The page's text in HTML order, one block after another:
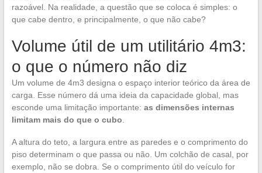
razoável. Na realidade, a questão que se coloca é simples: o
que cabe dentro, e principalmente, o que não cabe?
Volume útil de um utilitário 4m3:
o que o número não diz
Um volume de 4m3 designa o espaço interior teórico da área de
carga. Esse número dá uma ideia da capacidade global, mas
esconde uma limitação importante: as dimensões internas
limitam mais do que o cubo
A altura do teto, a largura entre as paredes e o comprimento do
piso determinam o que passa ou não. Um colchão de casal, por
exemplo, não se dobra. Se o comprimento útil do veículo for